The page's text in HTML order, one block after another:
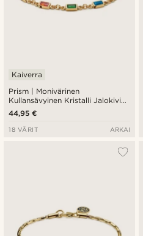
Prism | Monivärinen
Kullansävyinen Kristalli Jalokivi
Rannekoru
Kaiverra
44,95 €
18 VÄRIT ARKAI